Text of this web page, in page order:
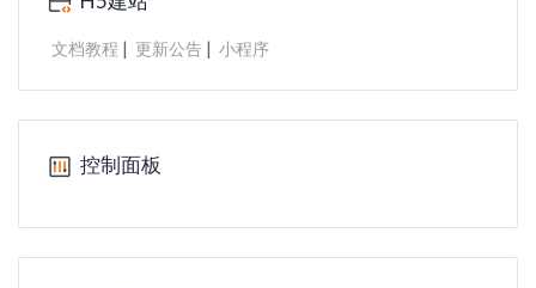
文档教程 | 更新公告 | 小程序
控制面板